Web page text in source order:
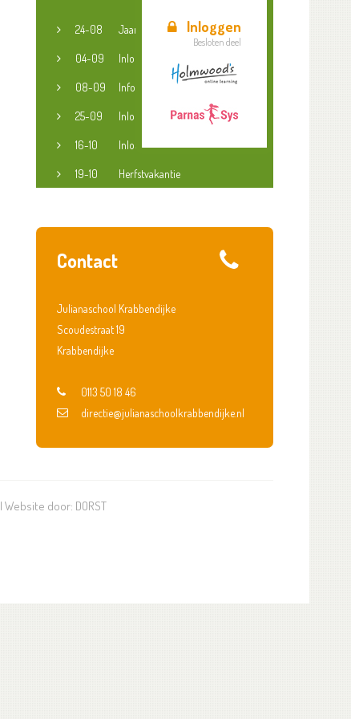
Inloggen
Besloten deel
24-08 Jaaropening
04-09 Inloopspreekuur jeugdconsulent
08-09 Informatieavond groep 3-8
25-09 Inloopspreekuur jeugdconsulent
16-10 Inloopspreekuur jeugdconsulent
19-10 Herfstvakantie
Contact
Julianaschool Krabbendijke
Scoudestraat 19
Krabbendijke
0113 50 18 46
directie@julianaschoolkrabbendijke.nl
| Website door: DORST